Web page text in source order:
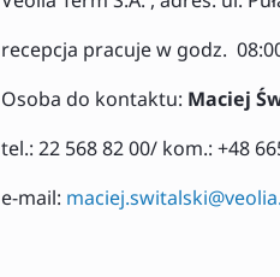
recepcja pracuje w godz.
Osoba do kontaktu: Maciej
tel.: 22 568 82 00/ kom.: +48
e-mail: